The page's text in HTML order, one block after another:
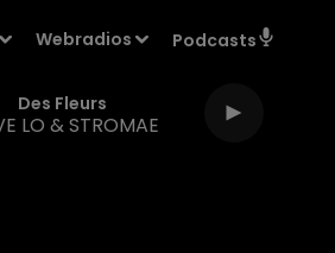
Webradios Podcasts
Des Fleurs
LO & STROMAE